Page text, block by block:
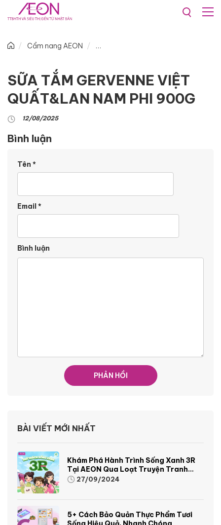
Cẩm nang AEON
SỮA TẮM GERVENNE VIỆT
QUẤT&LAN NAM PHI 900G
12/08/2025
Bình luận
Tên *
Email*
Bình luận
BÀI VIẾT MỚI NHẤT
Khám Phá Hành Trình Sống Xanh 3R
Tại AEON Qua Loạt Truyện Tranh
Sinh Động Và Thú Vị
27/09/2024
5+ Cách Bảo Quản Thực Phẩm Tươi